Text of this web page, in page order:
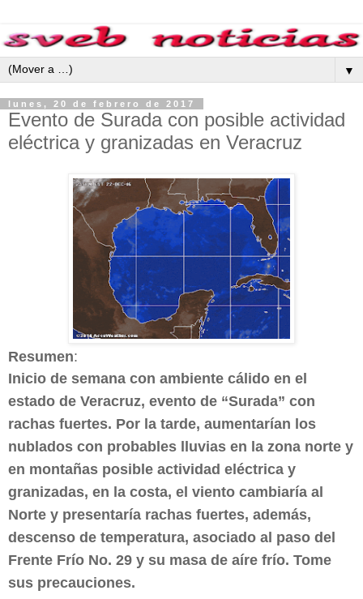
▼
lunes, 20 de febrero de 2017
Evento de Surada con posible actividad
eléctrica y granizadas en Veracruz
Resumen:
Inicio de semana con ambiente cálido en el
estado de Veracruz, evento de “Surada” con
rachas fuertes. Por la tarde, aumentarían los
nublados con probables lluvias en la zona norte y
en montañas posible actividad eléctrica y
granizadas, en la costa, el viento cambiaría al
Norte y presentaría rachas fuertes, además,
descenso de temperatura, asociado al paso del
Frente Frío No. 29 y su masa de aíre frío. Tome
sus precauciones.